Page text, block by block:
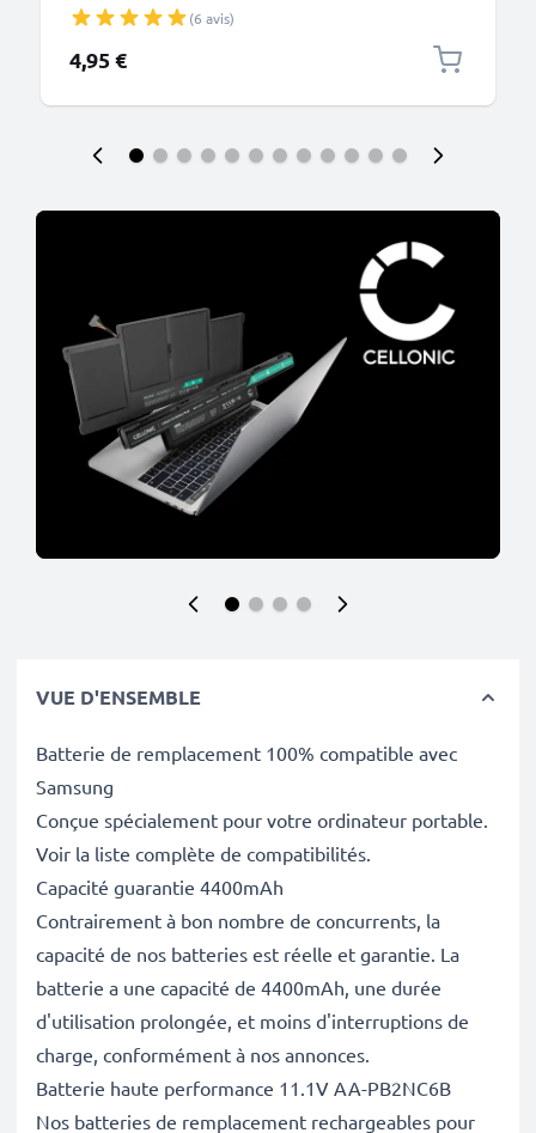
(6 avis)
4,95 €
VUE D'ENSEMBLE
Batterie de remplacement 100% compatible avec
Samsung
Conçue spécialement pour votre ordinateur portable.
Voir la liste complète de compatibilités.
Capacité guarantie 4400mAh
Contrairement à bon nombre de concurrents, la
capacité de nos batteries est réelle et garantie. La
batterie a une capacité de 4400mAh, une durée
d'utilisation prolongée, et moins d'interruptions de
charge, conformément à nos annonces.
Batterie haute performance 11.1V AA-PB2NC6B
Nos batteries de remplacement rechargeables pour